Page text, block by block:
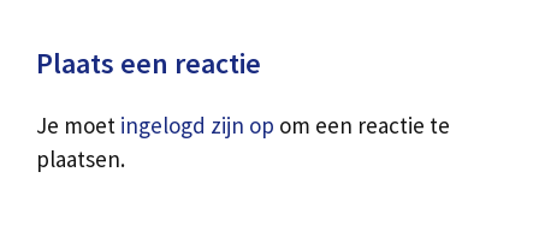
Plaats een reactie
Je moet ingelogd zijn op om een reactie te
plaatsen.